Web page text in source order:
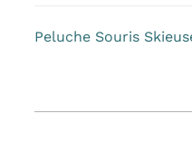
Peluche Souris